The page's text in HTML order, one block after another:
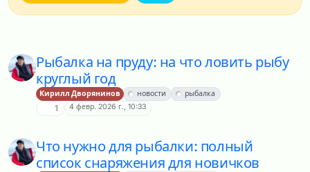
Рыбалка на пруду: на что ловить рыбу
круглый год
Кирилл Дворянинов новости рыбалка
1 4 февр. 2026 г., 10:33
Что нужно для рыбалки: полный
список снаряжения для новичков